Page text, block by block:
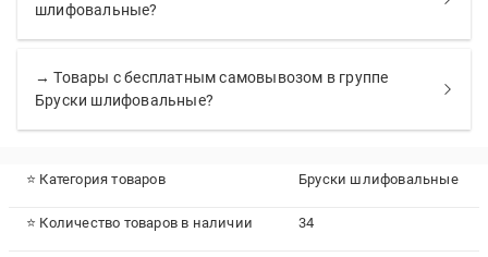
шлифовальные?
→ Товары с бесплатным самовывозом в группе
Бруски шлифовальные?
⭐ Категория товаров Бруски шлифовальные
⭐ Количество товаров в наличии 34